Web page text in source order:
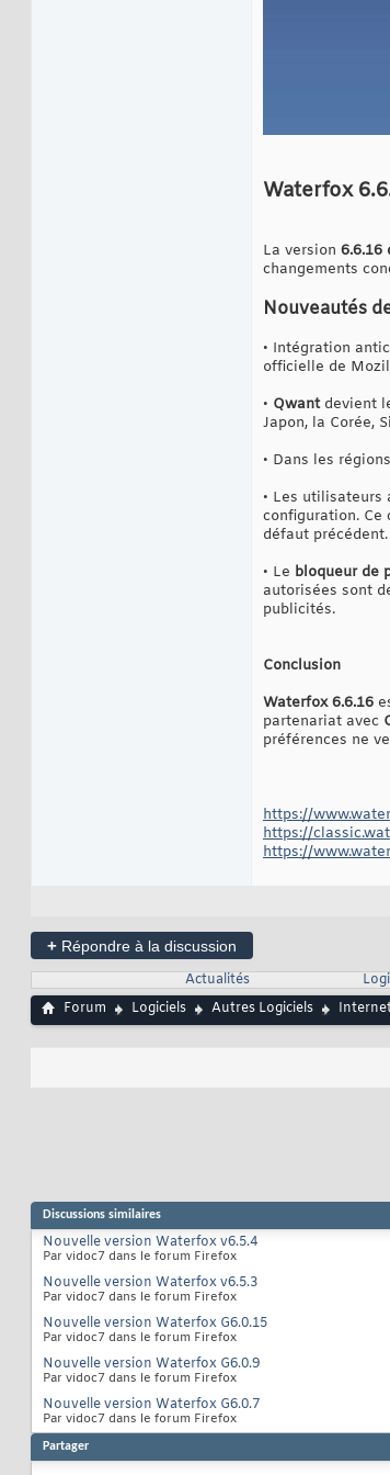
Waterfox
La version 6.6.16
changements
Nouveautés
• Intégration
officielle de
• Qwantdevient
Japon, la Corée,
• Dans les
• Les utilisateurs
configuration.
défaut précédent.
• Le bloqueur de
autorisées sont
publicités.
Conclusion
Waterfox 6.6.16
partenariat avec
préférences ne
https://
https://
https://
+ Répondre à la discussion
Actualités
Forum
Logiciels Autres Logiciels
Discussions similaires
Nouvelle version Waterfox v6.5.4
Par vidoc7 dans le forum Firefox
Nouvelle version Waterfox v6.5.3
Par vidoc7 dans le forum Firefox
Nouvelle version Waterfox G6.0.15
Par vidoc7 dans le forum Firefox
Nouvelle version Waterfox G6.0.9
Par vidoc7 dans le forum Firefox
Nouvelle version Waterfox G6.0.7
Par vidoc7 dans le forum Firefox
Partager